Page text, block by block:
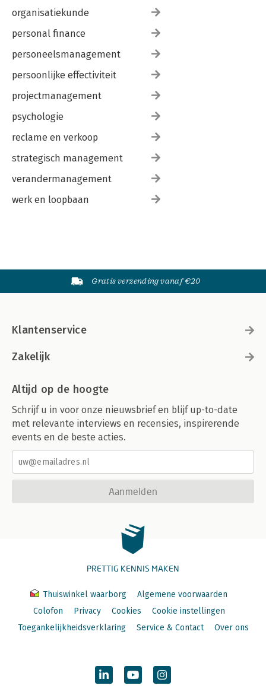
organisatiekunde
personal finance
personeelsmanagement
persoonlijke effectiviteit
projectmanagement
psychologie
reclame en verkoop
strategisch management
verandermanagement
werk en loopbaan
Gratis verzending vanaf €20
Klantenservice
Zakelijk
Altijd op de hoogte
Schrijf u in voor onze nieuwsbrief en blijf up-to-date
met relevante interviews en recensies, inspirerende
events en de beste acties.
Aanmelden
PRETTIG KENNIS MAKEN
Thuiswinkel waarborg
Algemene voorwaarden
Colofon
Privacy Cookies
Cookie instellingen
Toegankelijkheidsverklaring
Service & Contact Over ons